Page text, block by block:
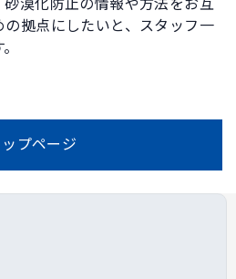
漠化防止の情報や方法をお互
拠点にしたいと、スタッフ一
ップページ